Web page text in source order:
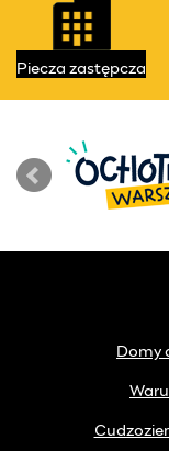
Piecza zastępcza
Domy